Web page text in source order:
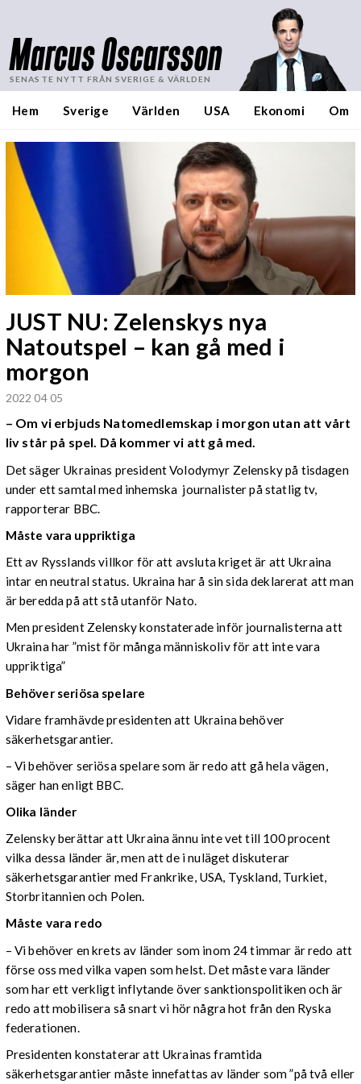
Marcus Oscarsson
SENASTE NYTT FRÅN SVERIGE & VÄRLDEN
Hem Sverige Världen USA Ekonomi Om
JUST NU: Zelenskys nya
Natoutspel – kan gå med i
morgon
2022 04 05
– Om vi erbjuds Natomedlemskap i morgon utan att vårt
liv står på spel. Då kommer vi att gå med.
Det säger Ukrainas president Volodymyr Zelensky på tisdagen
under ett samtal med inhemska journalister på statlig tv,
rapporterar BBC.
Måste vara uppriktiga
Ett av Rysslands villkor för att avsluta kriget är att Ukraina
intar en neutral status. Ukraina har å sin sida deklarerat att man
är beredda på att stå utanför Nato.
Men president Zelensky konstaterade inför journalisterna att
Ukraina har ”mist för många människoliv för att inte vara
uppriktiga”
Behöver seriösa spelare
Vidare framhävde presidenten att Ukraina behöver
säkerhetsgarantier.
– Vi behöver seriösa spelare som är redo att gå hela vägen,
säger han enligt BBC.
Olika länder
Zelensky berättar att Ukraina ännu inte vet till 100 procent
vilka dessa länder är, men att de i nuläget diskuterar
säkerhetsgarantier med Frankrike, USA, Tyskland, Turkiet,
Storbritannien och Polen.
Måste vara redo
– Vi behöver en krets av länder som inom 24 timmar är redo att
förse oss med vilka vapen som helst. Det måste vara länder
som har ett verkligt inflytande över sanktionspolitiken och är
redo att mobilisera så snart vi hör några hot från den Ryska
federationen.
Presidenten konstaterar att Ukrainas framtida
säkerhetsgarantier måste innefattas av länder som ”på två eller